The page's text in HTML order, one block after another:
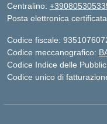
Centralino:
Posta elettronica
Codice fiscale:
Codice meccanografico:
Codice Indice delle
Codice unico di